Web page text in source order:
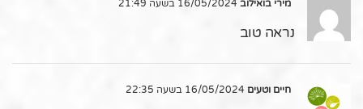
מירי בואילוב
נראה טוב
חיים וטעים